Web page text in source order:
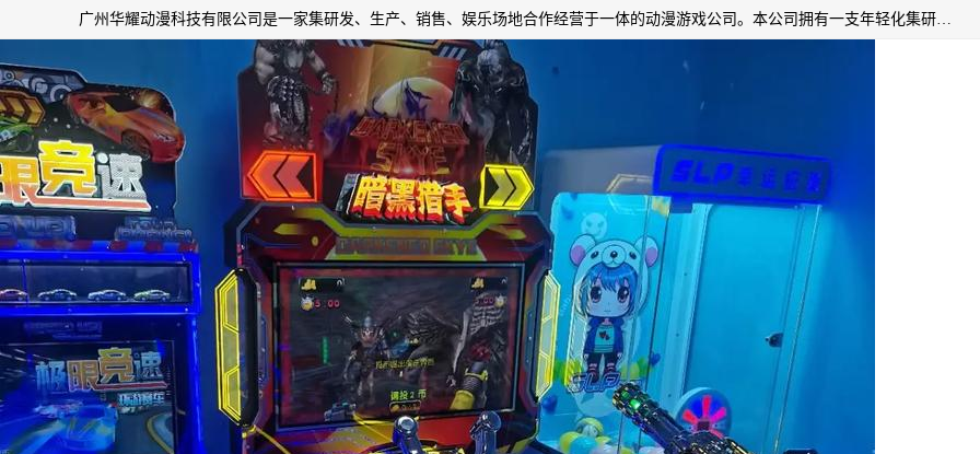
广州华耀动漫科技有限公司是一家集研发、生产、销售、娱乐场地合作经营于一体的动漫游戏公司。本公司拥有一支年轻化集研发生产到售后服务的队伍，及时地为客户提供、赚钱的产品。本公司以雄厚的实力、合理的价格、优良的服务与多家企业建立了长期的合作关系。热诚欢迎各界前来参观、考察、洽谈业务。目前公司经营的产品有：各种捕渔游戏机系列，大型模拟机系列、轮盘机系列、连线机系列、框体机系列、玛莉机系列等。